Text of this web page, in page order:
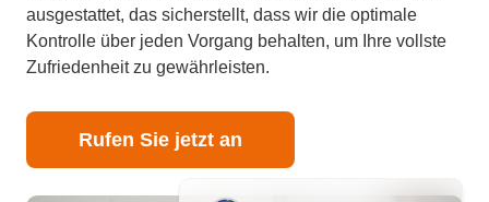
ausgestattet, das sicherstellt, dass wir die optimale
Kontrolle über jeden Vorgang behalten, um Ihre vollste
Zufriedenheit zu gewährleisten.
Rufen Sie jetzt an